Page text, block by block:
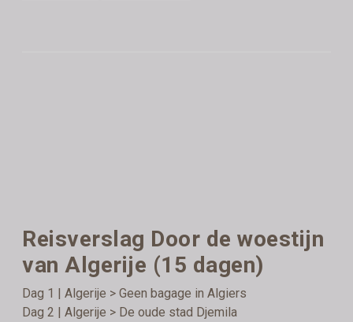
Reisverslag Door de woestijn
van Algerije (15 dagen)
Dag 1 | Algerije > Geen bagage in Algiers
Dag 2 | Algerije > De oude stad Djemila